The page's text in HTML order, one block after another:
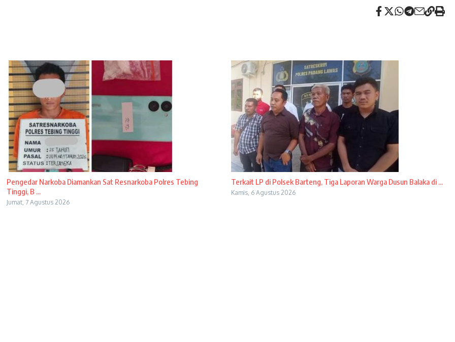
Pengedar Narkoba Diamankan Sat Resnarkoba Polres Tebing
Tinggi, B ...
Jumat, 7 Agustus 2026
Terkait LP di Polsek Barteng, Tiga Laporan Warga Dusun Balaka di ...
Kamis, 6 Agustus 2026